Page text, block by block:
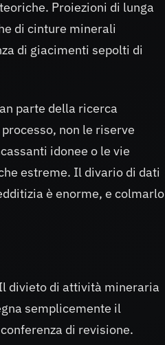
Proiezioni di lunga
di cinture minerali
di giacimenti sepolti di
parte della ricerca
non le riserve
idonee o le vie
estreme. Il divario di dati
è enorme, e colmarlo
divieto di attività mineraria
semplicemente il
di revisione.